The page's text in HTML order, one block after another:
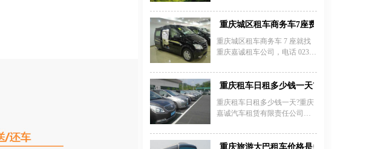
日租自驾通常限200-300公里，
超程按1.5-2元/公里加收，配驾
服务超时费30元/小时。旅游旺
10%-30%，长租或提前预订可
享折扣。接机服务主城区内免
费，夜间（
坑包车价格根据出行的季节、
车型、自驾或配司机等因素，
格仅供大家参考，最新重庆到
武隆天坑包车多少钱需电话咨
重庆城区租车商务车7座费用要多少钱一
重庆城区租车商务车 7 座就找
重庆嘉诚租车公司，电话 023 -
车 7 座费用要多少钱一天？五
菱凯捷 7 座商务车日租约 400
一天 420 元左右，性价比不
错。别克 GL8 陆上公务舱租金
重庆租车日租多少钱一天?
重庆租车日租多少钱一天?重庆
嘉诚汽车租赁有限责任公司是
法机构。本着诚信服务、用户
至上的宗旨，公司全新的各种
重庆旅游大巴租车价格是多少